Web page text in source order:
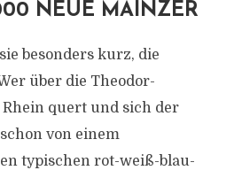
NEUE MAINZER
besonders kurz, die
über die Theodor-
quert und sich der
von einem
typischen rot-weiß-blau-